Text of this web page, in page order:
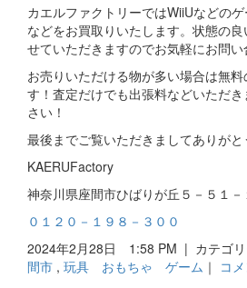
カエルファクトリーではWiiUなどの
などをお買取りいたします。状態の
せていただきますのでお気軽にお問い
お売りいただける物が多い場合は無
す！査定だけでも出張料などいただ
さい！
最後までご覧いただきましてありがと
KAERUFactory
神奈川県座間市ひばりが丘５－５１－
０１２０－１９８－３００
2024年2月28日 1:58 PM | カテゴリ
間市 , 玩具 おもちゃ ゲーム ｜ コ